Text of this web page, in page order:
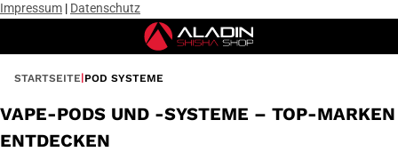
Impressum | Datenschutz
STARTSEITE POD SYSTEME
VAPE-PODS UND -SYSTEME – TOP-MARKEN
ENTDECKEN